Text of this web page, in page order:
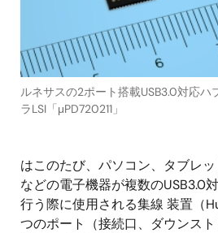
ルネサスの2ポート搭載USB3.0対応ハ
ラLSI「μPD720211」
はこのたび、パソコン、タブレ
などの電子機器が複数のUSB3.0
行う際に使用される集線 装置（
つのポート（接続口、ダウンス